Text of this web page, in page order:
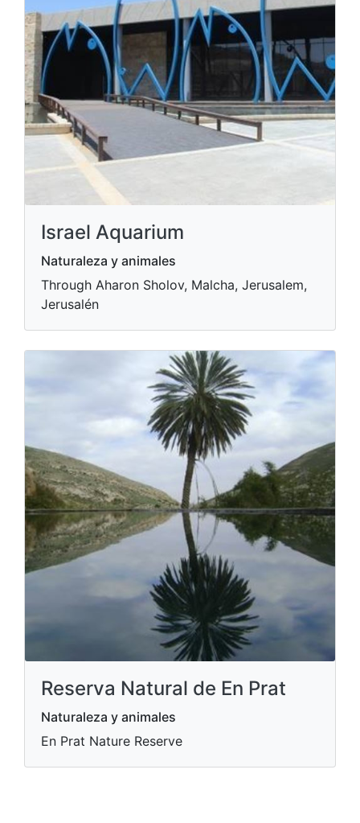
Israel Aquarium
Naturaleza y animales
Through Aharon Sholov, Malcha, Jerusalem,
Jerusalén
Reserva Natural de En Prat
Naturaleza y animales
En Prat Nature Reserve